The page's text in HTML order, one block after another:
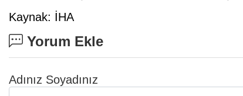
Kaynak: İHA
Yorum Ekle
Adınız Soyadınız